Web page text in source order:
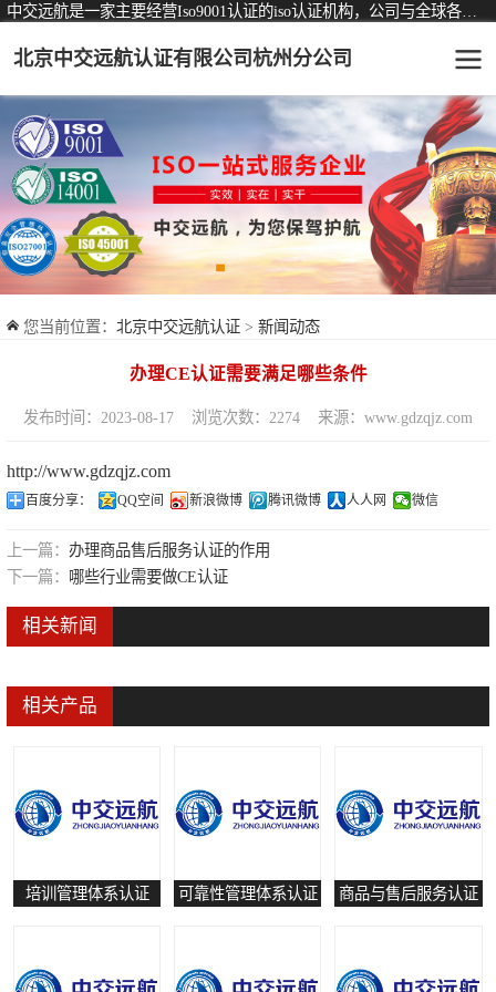
北京中交远航认证有限公司杭州分公司
您当前位置： 北京中交远航认证 > 新闻动态
办理CE认证需要满足哪些条件
发布时间：2023-08-17 浏览次数：2274 来源：www.gdzqjz.com
http://www.gdzqjz.com
百度分享： QQ空间 新浪微博 腾讯微博 人人网 微信
上一篇： 办理商品售后服务认证的作用
下一篇：
哪些行业需要做CE认证
相关新闻
相关产品
培训管理体系认证 可靠性管理体系认证 商品与售后服务认证
认证服务 可从事认证业务一览表
ISO9001质量管理体系认证
ISO14001环境管理体系认证
ISO45001职业健康安全管理体系认证
交通运输服务认证
ISO27001信息安全管理体系认证